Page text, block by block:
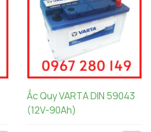
Ắc Quy VARTA DIN 59043
(12V-90Ah)